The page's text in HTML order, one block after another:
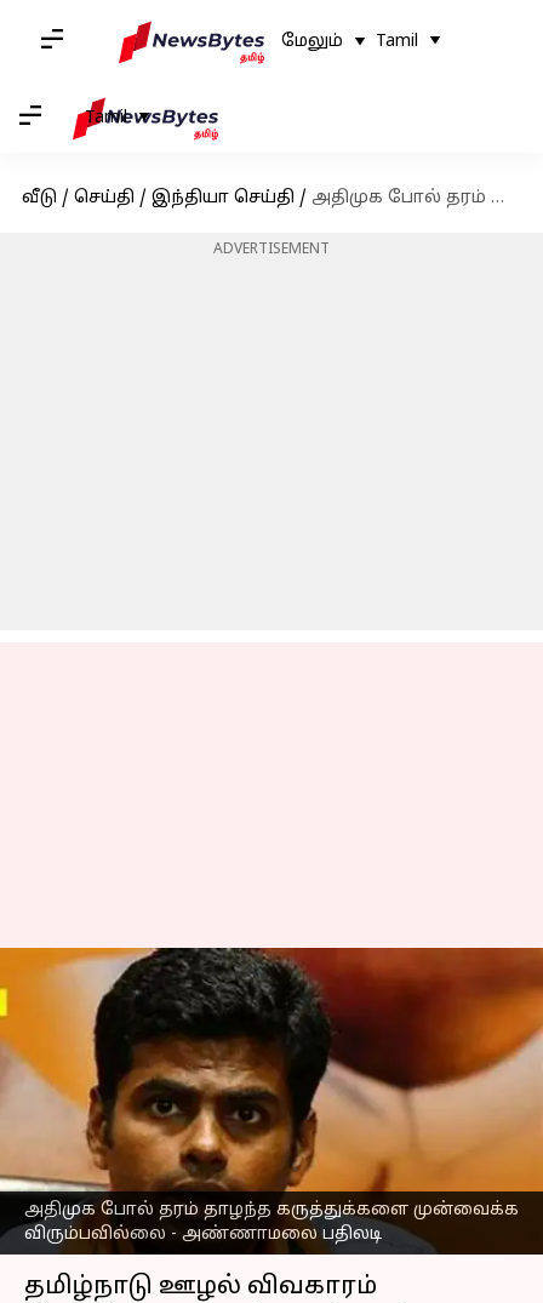
மேலும் Tamil
Tamil
வீடு / செய்தி / இந்தியா செய்தி / அதிமுக போல் தரம் தாழந்த கருத்துக்களை முன்வைக்க விரும்பவில்லை - அண்ணாமலை பதிலடி
ADVERTISEMENT
அதிமுக போல் தரம் தாழந்த கருத்துக்களை முன்வைக்க
விரும்பவில்லை - அண்ணாமலை பதிலடி
அதிமுக போல் தரம்
தாழந்த கருத்துக்களை
முன்வைக்க
விரும்பவில்லை -
அண்ணாமலை பதிலடி
எழுதியவர் Nivetha P Jun 13, 2023 07:40 pm
செய்தி முன்னோட்டம்
தமிழ்நாடு ஊழல் விவகாரம்